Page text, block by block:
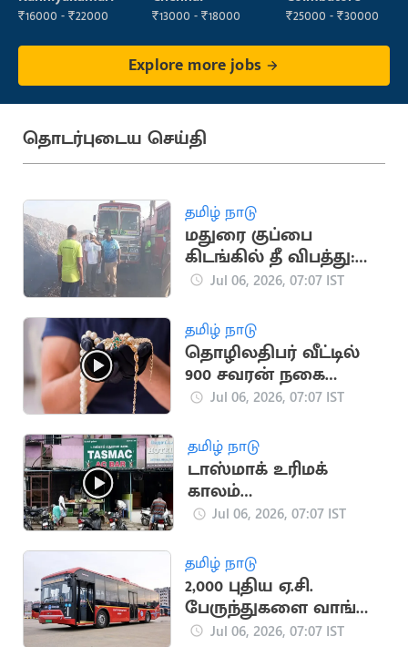
₹16000 - ₹22000 Sales)
₹13000 - ₹18000 ₹25000 - ₹30000
Explore more jobs
தொடர்புடைய செய்தி
தமிழ் நாடு
மதுரை குப்பை
கிடங்கில் தீ விபத்து:
இரண்டாம் நாளாக
Jul 06, 2026, 07:07 IST
தமிழ் நாடு
தொழிலதிபர் வீட்டில்
900 சவரன் நகை
திருட்டு: மருமகன் மீது
Jul 06, 2026, 07:07 IST
தமிழ் நாடு
டாஸ்மாக் உரிமக்
காலம்
நீட்டிக்கப்படுகிறதா?
தலைமையில்
ஆலோசனை
Jul 06, 2026, 07:07 IST
தமிழ் நாடு
2,000 புதிய ஏ.சி.
பேருந்துகளை வாங்க
தமிழக அரசு முடிவு
Jul 06, 2026, 07:07 IST